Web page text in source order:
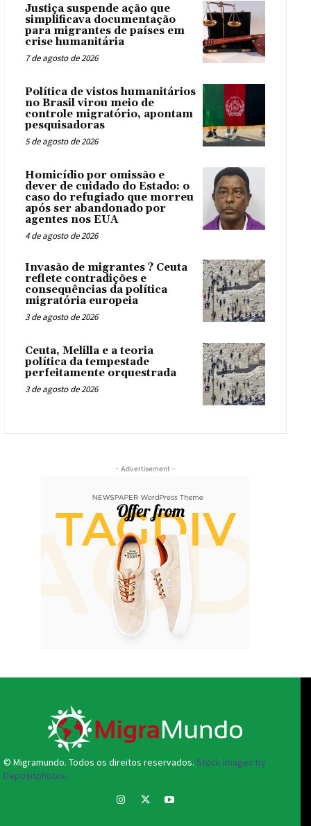
Justiça suspende ação que
simplificava documentação
para migrantes de países em
crise humanitária
7 de agosto de 2026
Política de vistos humanitários
no Brasil virou meio de
controle migratório, apontam
pesquisadoras
5 de agosto de 2026
Homicídio por omissão e
dever de cuidado do Estado: o
caso do refugiado que morreu
após ser abandonado por
agentes nos EUA
4 de agosto de 2026
Invasão de migrantes ? Ceuta
reflete contradições e
consequências da política
migratória europeia
3 de agosto de 2026
Ceuta, Melilla e a teoria
política da tempestade
perfeitamente orquestrada
3 de agosto de 2026
- Advertisement -
© Migramundo. Todos os direitos reservados. Stock images by
Depositphotos.